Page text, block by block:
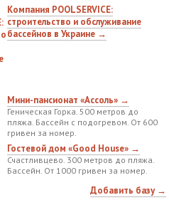
Компания POOLSERVICE:
строительство и обслуживание
бассейнов в Украине →
Мини-пансионат «Ассоль» →
Геническая Горка. 500 метров до
пляжа. Бассейн с подогревом. От 600
гривен за номер.
Гостевой дом «Good House» →
Счастливцево. 300 метров до пляжа.
Бассейн. От 1000 гривен за номер.
Добавить базу →